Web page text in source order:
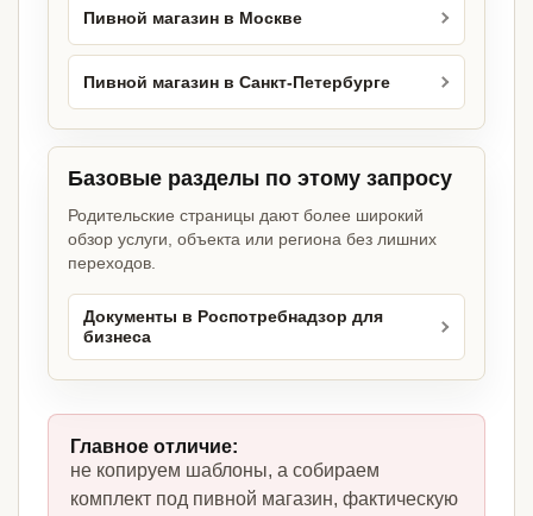
Пивной магазин в Москве
Пивной магазин в Санкт-Петербурге
Базовые разделы по этому запросу
Родительские страницы дают более широкий
обзор услуги, объекта или региона без лишних
переходов.
Документы в Роспотребнадзор для
бизнеса
Главное отличие:
не копируем шаблоны, а собираем
комплект под пивной магазин, фактическую